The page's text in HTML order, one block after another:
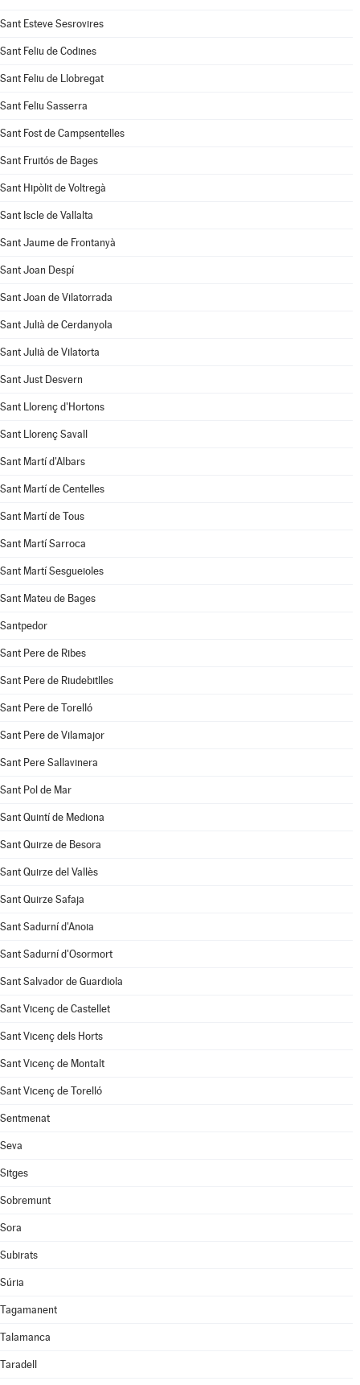
Sant Esteve Sesrovires
Sant Feliu de Codines
Sant Feliu de Llobregat
Sant Feliu Sasserra
Sant Fost de Campsentelles
Sant Fruitós de Bages
Sant Hipòlit de Voltregà
Sant Iscle de Vallalta
Sant Jaume de Frontanyà
Sant Joan Despí
Sant Joan de Vilatorrada
Sant Julià de Cerdanyola
Sant Julià de Vilatorta
Sant Just Desvern
Sant Llorenç d'Hortons
Sant Llorenç Savall
Sant Martí d'Albars
Sant Martí de Centelles
Sant Martí de Tous
Sant Martí Sarroca
Sant Martí Sesgueioles
Sant Mateu de Bages
Santpedor
Sant Pere de Ribes
Sant Pere de Riudebitlles
Sant Pere de Torelló
Sant Pere de Vilamajor
Sant Pere Sallavinera
Sant Pol de Mar
Sant Quintí de Mediona
Sant Quirze de Besora
Sant Quirze del Vallès
Sant Quirze Safaja
Sant Sadurní d'Anoia
Sant Sadurní d'Osormort
Sant Salvador de Guardiola
Sant Vicenç de Castellet
Sant Vicenç dels Horts
Sant Vicenç de Montalt
Sant Vicenç de Torelló
Sentmenat
Seva
Sitges
Sobremunt
Sora
Subirats
Súria
Tagamanent
Talamanca
Taradell